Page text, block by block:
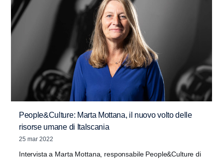
People&Culture: Marta Mottana, il nuovo volto delle
risorse umane di Italscania
25 mar 2022
Intervista a Marta Mottana, responsabile People&Culture di